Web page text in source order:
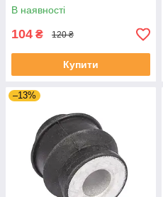
Б5 94- #RL-8D0317C
UAIZMNQ4
В наявності
104 ₴ 120 ₴
Купити
–13%